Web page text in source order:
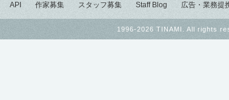
API
作家募集 スタッフ募集 Staff Blog 広告・業務提
1996-2026 TINAMI. All rights